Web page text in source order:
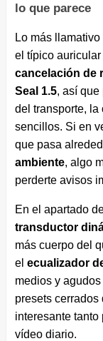
lo que parece
Lo más
el típico
cancelación de
Seal 1.5, así que
del transporte,
sencillos. Si en
que pasa
ambiente, algo
perderte avisos
En el apartado
transductor
más cuerpo del
el ecualizador
medios y
presets
interesante
vídeo diario.